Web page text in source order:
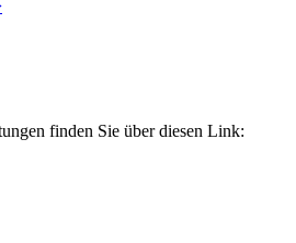
finden Sie über diesen Link: